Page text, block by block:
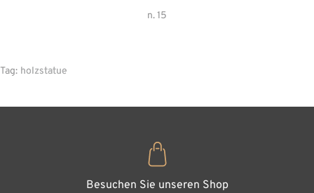
n. 15
Tag: holzstatue
Besuchen Sie unseren Shop